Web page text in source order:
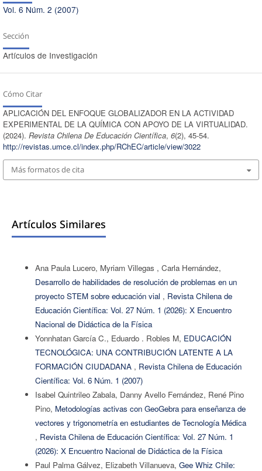
Vol. 6 Núm. 2 (2007)
Sección
Artículos de Investigación
Cómo Citar
APLICACIÓN DEL ENFOQUE GLOBALIZADOR EN LA ACTIVIDAD
EXPERIMENTAL DE LA QUÍMICA CON APOYO DE LA VIRTUALIDAD.
(2024). Revista Chilena De Educación Científica, 6(2), 45-54.
http://revistas.umce.cl/index.php/RChEC/article/view/3022
Más formatos de cita
Artículos Similares
Ana Paula Lucero, Myriam Villegas , Carla Hernández,
Desarrollo de habilidades de resolución de problemas en un
proyecto STEM sobre educación vial , Revista Chilena de
Educación Científica: Vol. 27 Núm. 1 (2026): X Encuentro
Nacional de Didáctica de la Física
Yonnhatan García C., Eduardo . Robles M, EDUCACIÓN
TECNOLÓGICA: UNA CONTRIBUCIÓN LATENTE A LA
FORMACIÓN CIUDADANA , Revista Chilena de Educación
Científica: Vol. 6 Núm. 1 (2007)
Isabel Quintrileo Zabala, Danny Avello Fernández, René Pino
Pino, Metodologías activas con GeoGebra para enseñanza de
vectores y trigonometría en estudiantes de Tecnología Médica
, Revista Chilena de Educación Científica: Vol. 27 Núm. 1
(2026): X Encuentro Nacional de Didáctica de la Física
Paul Palma Gálvez, Elizabeth Villanueva, Gee Whiz Chile: